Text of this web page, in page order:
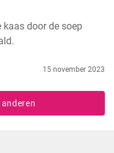
kaas door de soep
15 november 2023